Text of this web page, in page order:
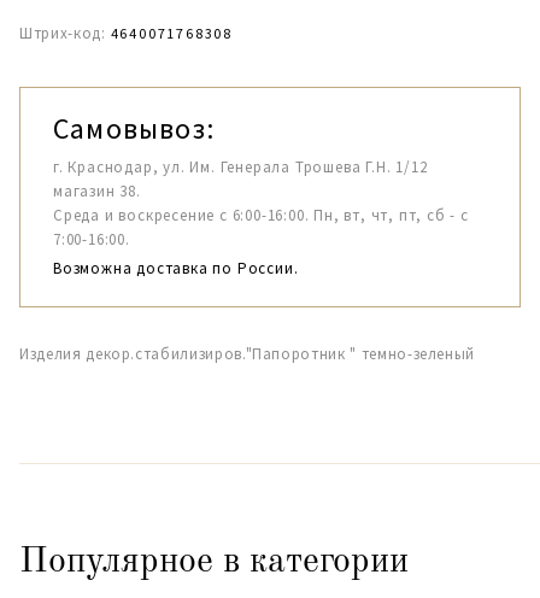
Штрих-код: 4640071768308
Самовывоз:
г. Краснодар, ул. Им. Генерала Трошева Г.Н. 1/12
магазин 38.
Среда и воскресение с 6:00-16:00. Пн, вт, чт, пт, сб - с
7:00-16:00.
Возможна доставка по России.
Изделия декор.стабилизиров."Папоротник " темно-зеленый
Популярное в категории